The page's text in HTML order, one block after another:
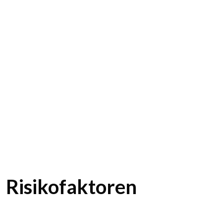
Risikofaktoren